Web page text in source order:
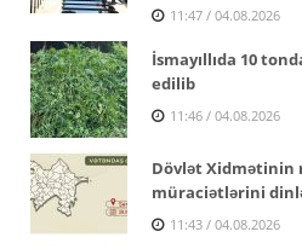
11:47 / 04.08.2026
İsmayıllıda 10
edilib
11:46 / 04.08.2026
Dövlət Xidmətinin
müraciətlərini
11:43 / 04.08.2026